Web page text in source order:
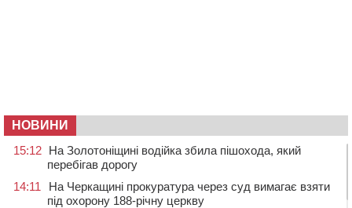
НОВИНИ
15:12 На Золотоніщині водійка збила пішохода, який
перебігав дорогу
14:11
На Черкащині прокуратура через суд вимагає взяти
під охорону 188-річну церкву